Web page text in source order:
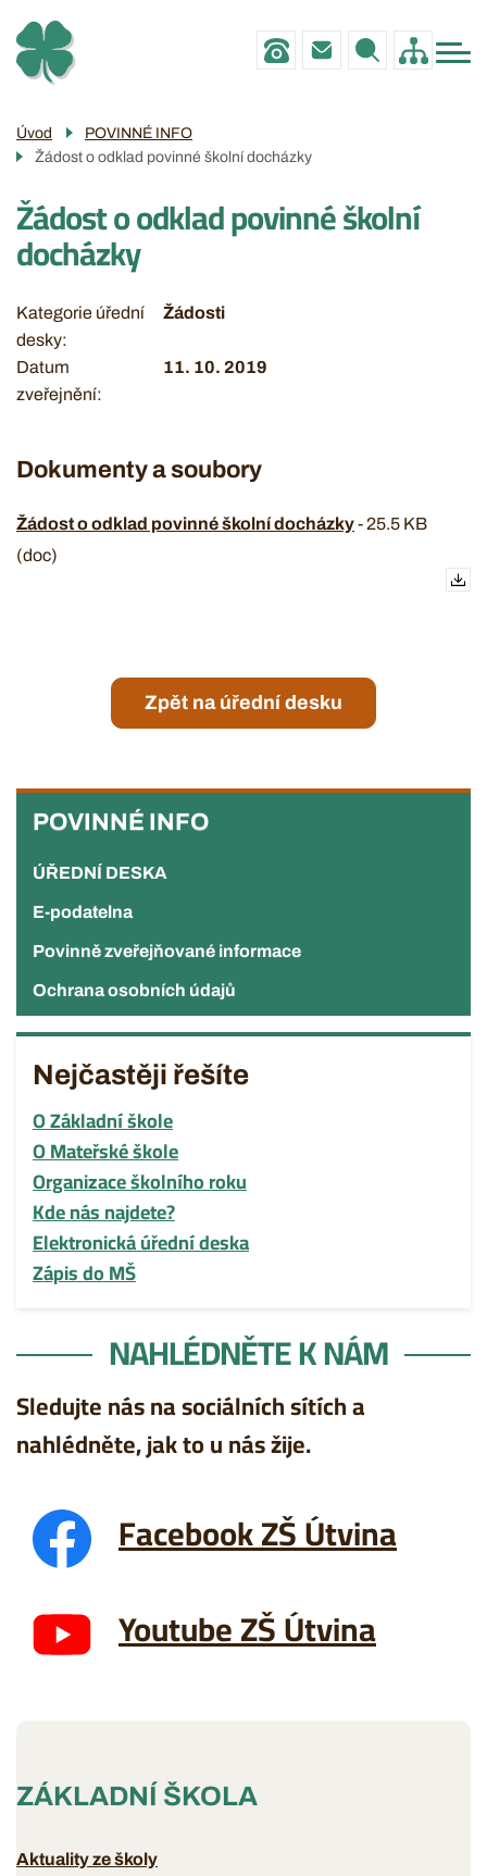
hlavnímu
Menu
navigace
ZŠ
MŠ
POVINNÉ INFO
GALERIE
KONTAKTY
POVINNÉ
INFO
POVINNÉ INFO
ÚŘEDNÍ DESKA
E-podatelna
Povinně zveřejňované informace
Ochrana osobních údajů
Nejčastěji řešíte
O Základní škole
O Mateřské škole
Organizace školního roku
Kde nás najdete?
Elektronická úřední deska
Zápis do MŠ
Úvod
POVINNÉ INFO
Žádost o odklad povinné školní docházky
Žádost o odklad povinné školní
docházky
Kategorie úřední
desky
Žádosti
Datum
zveřejnění
11. 10. 2019
Dokumenty a soubory
Žádost o odklad povinné školní docházky- 25.5 KB
(doc)
Zpět na úřední desku
NAHLÉDNĚTE K NÁM
Sledujte nás na sociálních sítích a
nahlédněte, jak to u nás žije.
Facebook ZŠ Útvina
Youtube ZŠ Útvina
ZÁKLADNÍ ŠKOLA
Aktuality ze školy